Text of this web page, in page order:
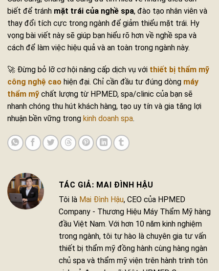
biết để tránh mặt trái của nghề spa, đào tạo nhân viên và
thay đổi tích cực trong ngành để giảm thiểu mặt trái. Hy
vọng bài viết này sẽ giúp bạn hiểu rõ hơn về nghề spa và
cách để làm việc hiệu quả và an toàn trong ngành này.
🚀 Đừng bỏ lỡ cơ hội nâng cấp dịch vụ với thiết bị thẩm mỹ
công nghệ cao hiện đại. Chỉ cần đầu tư đúng dòng máy
thẩm mỹ chất lượng từ HPMED, spa/clinic của bạn sẽ
nhanh chóng thu hút khách hàng, tạo uy tín và gia tăng lợi
nhuận bền vững trong kinh doanh spa.
MAI ĐÌNH HẬU
Tôi là Mai Đình Hậu, CEO của HPMED
Company - Thương Hiệu Máy Thẩm Mỹ hàng
đầu Việt Nam. Với hơn 10 năm kinh nghiệm
trong ngành, tôi tự hào là chuyên gia tư vấn
thiết bị thẩm mỹ đồng hành cùng hàng ngàn
chủ spa và thẩm mỹ viện trên hành trình tôn